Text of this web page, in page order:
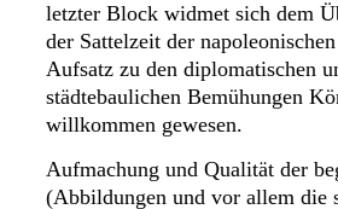
letzter Block widmet sich dem
der Sattelzeit der
Aufsatz zu den diplomatischen
städtebaulichen Bemühungen
willkommen gewesen.
Aufmachung und Qualität der
(Abbildungen und vor allem die